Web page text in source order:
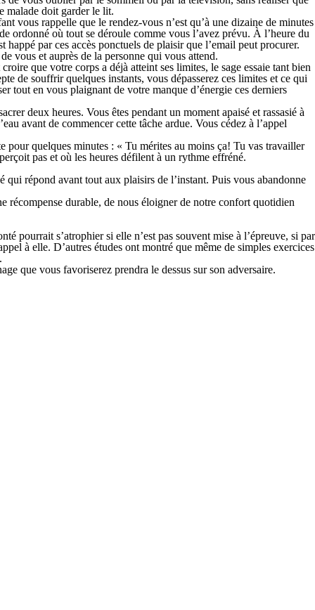
malade doit garder le lit.
vous rappelle que le rendez-vous n’est qu’à une dizaine de minutes
ordonné où tout se déroule comme vous l’avez prévu. À l’heure du
par ces accès ponctuels de plaisir que l’email peut procurer.
vous et auprès de la personne qui vous attend.
que votre corps a déjà atteint ses limites, le sage essaie tant bien
de souffrir quelques instants, vous dépasserez ces limites et ce qui
tout en vous plaignant de votre manque d’énergie ces derniers
deux heures. Vous êtes pendant un moment apaisé et rassasié à
avant de commencer cette tâche ardue. Vous cédez à l’appel
pour quelques minutes : « Tu mérites au moins ça! Tu vas travailler
pas et où les heures défilent à un rythme effréné.
qui répond avant tout aux plaisirs de l’instant. Puis vous abandonne
récompense durable, de nous éloigner de notre confort quotidien
pourrait s’atrophier si elle n’est pas souvent mise à l’épreuve, si par
à elle. D’autres études ont montré que même de simples exercices
que vous favoriserez prendra le dessus sur son adversaire.